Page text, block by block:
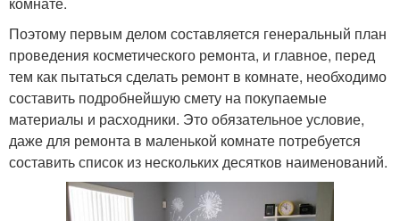
Поэтому первым делом составляется генеральный план
проведения косметического ремонта, и главное, перед
тем как пытаться сделать ремонт в комнате, необходимо
составить подробнейшую смету на покупаемые
материалы и расходники. Это обязательное условие,
даже для ремонта в маленькой комнате потребуется
составить список из нескольких десятков наименований.